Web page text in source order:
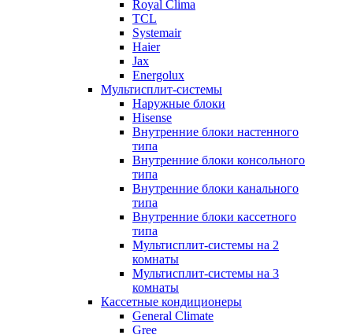
Royal Clima
TCL
Systemair
Haier
Jax
Energolux
Мультисплит-системы
Наружные блоки
Hisense
Внутренние блоки настенного
типа
Внутренние блоки консольного
типа
Внутренние блоки канального
типа
Внутренние блоки кассетного
типа
Мультисплит-системы на 2
комнаты
Мультисплит-системы на 3
комнаты
Кассетные кондиционеры
General Climate
Gree